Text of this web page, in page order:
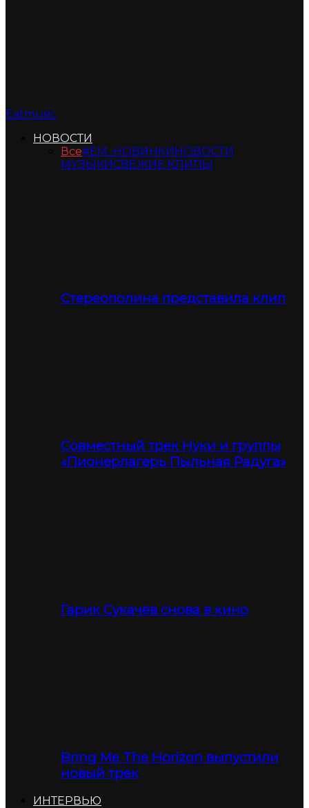
Eatmusic
НОВОСТИ
Все#ЕМ_НОВИНКИНОВОСТИ
МУЗЫКИСВЕЖИЕ КЛИПЫ
Стереополина представила клип
Совместный трек Нуки и группы
«Пионерлагерь Пыльная Радуга»
Гарик Сукачёв снова в кино
Bring Me The Horizon выпустили
новый трек
ИНТЕРВЬЮ